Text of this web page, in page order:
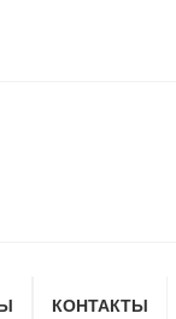
КОНТАКТЫ